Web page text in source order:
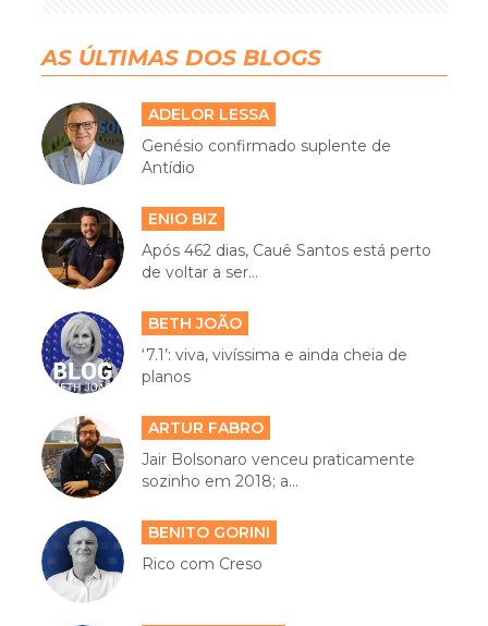
AS ÚLTIMAS DOS BLOGS
ADELOR LESSA
Genésio confirmado suplente de
Antídio
ENIO BIZ
Após 462 dias, Cauê Santos está perto
de voltar a ser...
BETH JOÃO
‘7.1’: viva, vivíssima e ainda cheia de
planos
ARTUR FABRO
Jair Bolsonaro venceu praticamente
sozinho em 2018; a...
BENITO GORINI
Rico com Creso